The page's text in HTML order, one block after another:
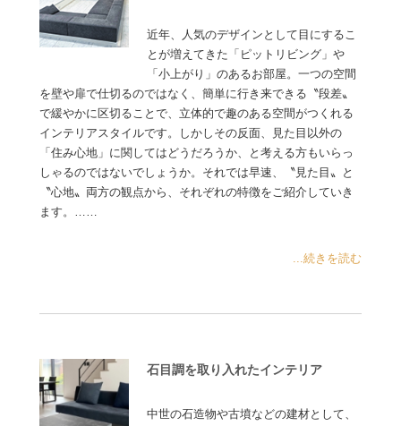
近年、人気のデザインとして目にするこ
とが増えてきた「ピットリビング」や
「小上がり」のあるお部屋。一つの空間
を壁や扉で仕切るのではなく、簡単に行き来できる〝段差〟
で緩やかに区切ることで、立体的で趣のある空間がつくれる
インテリアスタイルです。しかしその反面、見た目以外の
「住み心地」に関してはどうだろうか、と考える方もいらっ
しゃるのではないでしょうか。それでは早速、〝見た目〟と
〝心地〟両方の観点から、それぞれの特徴をご紹介していき
ます。……
...続きを読む
石目調を取り入れたインテリア
中世の石造物や古墳などの建材として、